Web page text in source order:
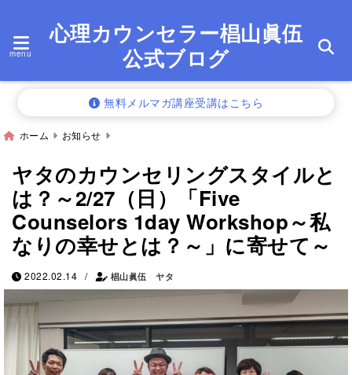
menu
心理カウンセラー椙山眞伍
公式ブログ
無料メルマガ講座受講はこちら
ホーム お知らせ
ヤタのカウンセリングスタイルと
は？～2/27（日）「Five
Counselors 1day Workshop～私
なりの幸せとは？～」に寄せて～
2022.02.14 / 椙山眞伍 ヤタ